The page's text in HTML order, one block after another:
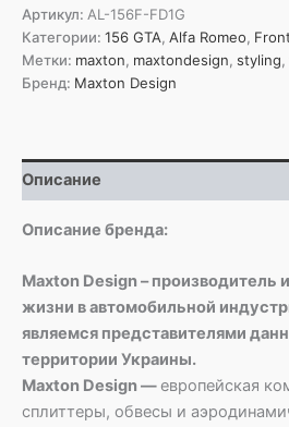
Design
Передний
сплиттер
Alfa
Romeo
рестайлинга
Артикул: AL-156F-FD1G
Категории: 156 GTA, Alfa Romeo,
Метки: maxton, maxtondesign, styling,
Бренд: Maxton Design
Описание
Описание бренда:
Maxton Design – производитель
жизни в автомобильной
являемся представителями
территории Украины.
Maxton Design —европейская
сплиттеры, обвесы и